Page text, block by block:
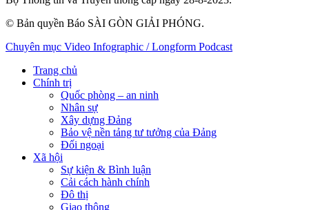
© Bản quyền Báo SÀI GÒN GIẢI PHÓNG.
Chuyên mục Video Infographic / Longform Podcast
Trang chủ
Chính trị
Quốc phòng – an ninh
Nhân sự
Xây dựng Đảng
Bảo vệ nền tảng tư tưởng của Đảng
Đối ngoại
Xã hội
Sự kiện & Bình luận
Cải cách hành chính
Đô thị
Giao thông